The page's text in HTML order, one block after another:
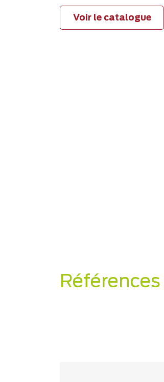
Voir le catalogue